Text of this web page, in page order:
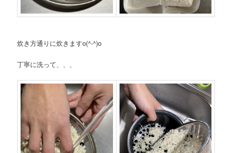
炊き方通りに炊きますo(^-^)o
丁寧に洗って、、、